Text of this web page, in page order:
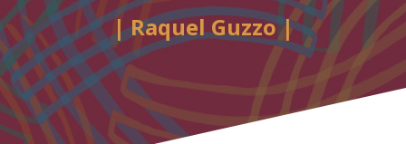
| Raquel Guzzo |